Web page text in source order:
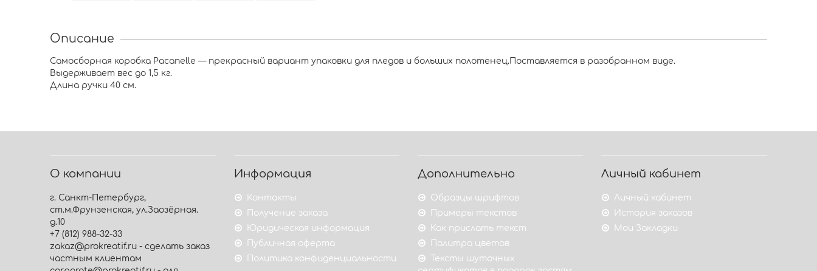
Описание
Самосборная коробка Pacanelle — прекрасный вариант упаковки для пледов и больших полотенец.Поставляется в разобранном виде.
Выдерживает вес до 1,5 кг.
Длина ручки 40 см.
О компании
г. Санкт-Петербург,
ст.м.Фрунзенская, ул.Заозёрная.
д.10
+7 (812) 988-32-33
zakaz@prokreatif.ru - сделать заказ
частным клиентам
Информация
Контакты
Получение заказа
Юридическая информация
Публичная оферта
Политика конфиденциальности
Дополнительно
Образцы шрифтов
Примеры текстов
Как прислать текст
Палитра цветов
Тексты шуточных
Личный кабинет
Личный кабинет
История заказов
Мои Закладки